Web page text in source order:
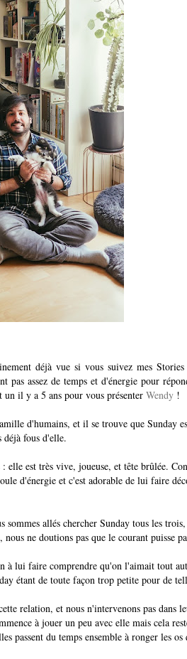
déjà vue si vous suivez mes
pas assez de temps et d'énergie pour
un il y a 5 ans pour vous présenter Wendy !
d'humains, et il se trouve que Sunday
déjà fous d'elle.
elle est très vive, joueuse, et tête brûlée.
d'énergie et c'est adorable de lui faire
allés chercher Sunday tous les
ne doutions pas que le courant puisse
à lui faire comprendre qu'on l'aimait tout
étant de toute façon trop petite pour de
relation, et nous n'intervenons pas dans
à jouer un peu avec elle mais cela
passent du temps ensemble à ronger les